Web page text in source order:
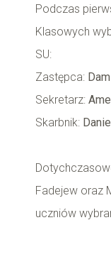
Podczas
Klasowych
SU:
Zastępca:
Sekretarz:
Skarbnik:
Fadejew oraz
uczniów